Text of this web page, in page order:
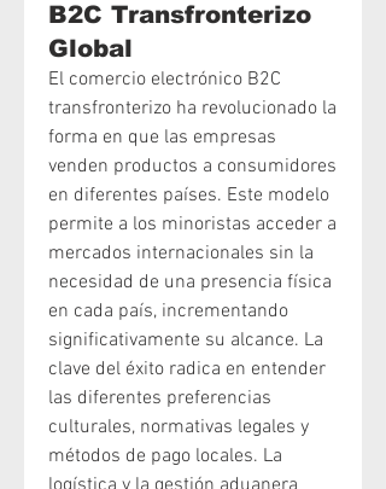
B2C Transfronterizo
Global
El comercio electrónico B2C
transfronterizo ha revolucionado la
forma en que las empresas
venden productos a consumidores
en diferentes países. Este modelo
permite a los minoristas acceder a
mercados internacionales sin la
necesidad de una presencia física
en cada país, incrementando
significativamente su alcance. La
clave del éxito radica en entender
las diferentes preferencias
culturales, normativas legales y
métodos de pago locales. La